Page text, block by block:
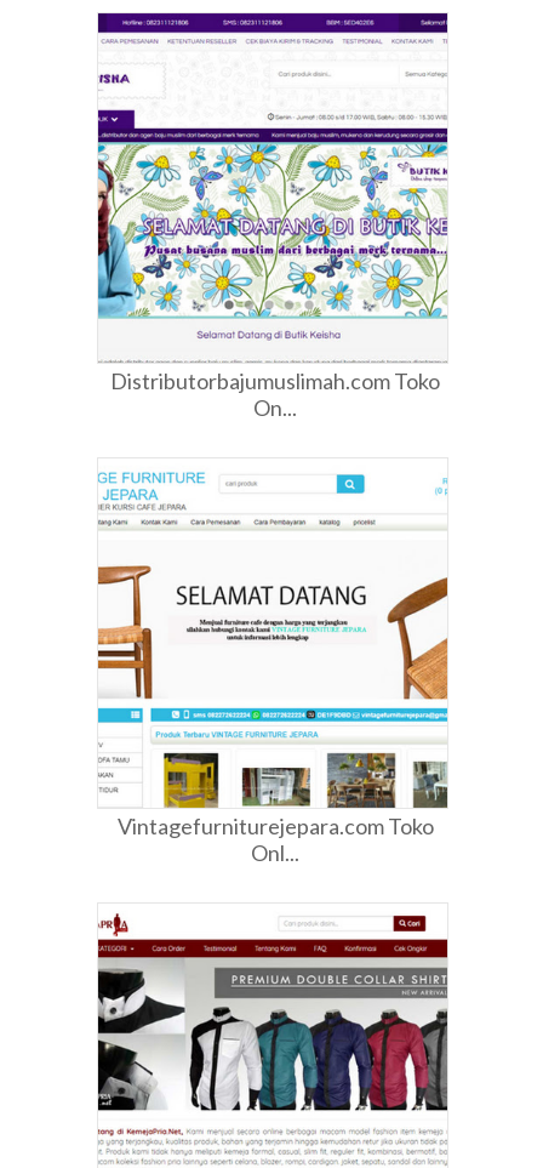
Distributorbajumuslimah.com Toko
On...
Vintagefurniturejepara.com Toko
Onl...